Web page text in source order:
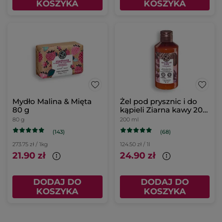
KOSZYKA KOSZYKA
Mydło Malina & Mięta
80 g
80 g
(143)
273.75 zł / 1kg
21.90 zł
DODAJ DO
KOSZYKA
Żel pod prysznic i do
kąpieli Ziarna kawy 200
ml
200 ml
(68)
124.50 zł / 1l
24.90 zł
DODAJ DO
KOSZYKA